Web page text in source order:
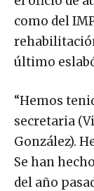
como del
último
“Hemos
secretaria
González).
Se han
del año